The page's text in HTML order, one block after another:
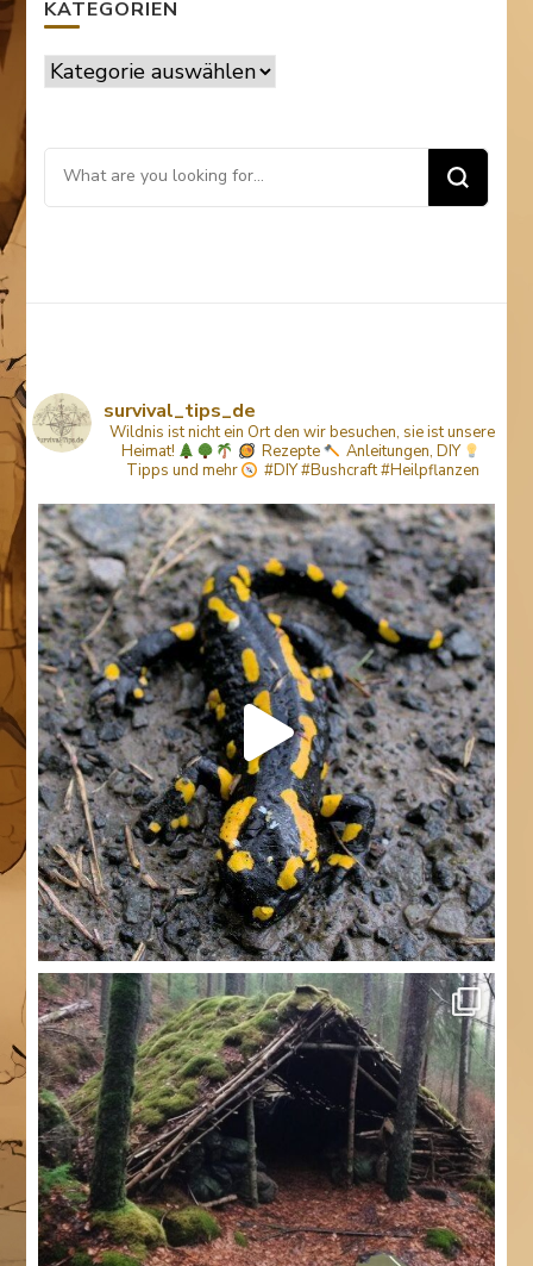
KATEGORIEN
Kategorien
Looking
for
survival_tips_de
Wildnis ist nicht ein Ort den wir besuchen, sie ist unsere
Heimat!
Rezepte
Anleitungen, DIY
Tipps und mehr #DIY #Bushcraft #Heilpflanzen